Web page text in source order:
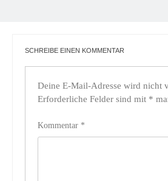
SCHREIBE EINEN KOMMENTAR
Deine E-Mail-Adresse wird nicht
Erforderliche Felder sind mit *
Kommentar *